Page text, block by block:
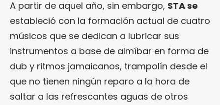
A partir de aquel año, sin embargo, STA se
estableció con la formación actual de cuatro
músicos que se dedican a lubricar sus
instrumentos a base de almíbar en forma de
dub y ritmos jamaicanos, trampolín desde el
que no tienen ningún reparo a la hora de
saltar a las refrescantes aguas de otros